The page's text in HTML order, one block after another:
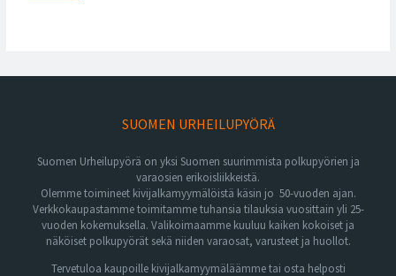
SUOMEN URHEILUPYÖRÄ
Suomen Urheilupyörä on yksi Suomen suurimmista polkupyörien ja
varaosien erikoisliikkeistä.
Olemme toimineet kivijalkamyymälöistä käsin jo 50-vuoden ajan.
Verkkokaupastamme toimitamme tuhansia tilauksia vuosittain yli 25-
vuoden kokemuksella. Valikoimaamme kuuluu kaiken kokoiset ja
näköiset polkupyörät sekä niiden varaosat, varusteet ja huollot.
Tervetuloa kaupoille kivijalkamyymäläämme tai osta helposti